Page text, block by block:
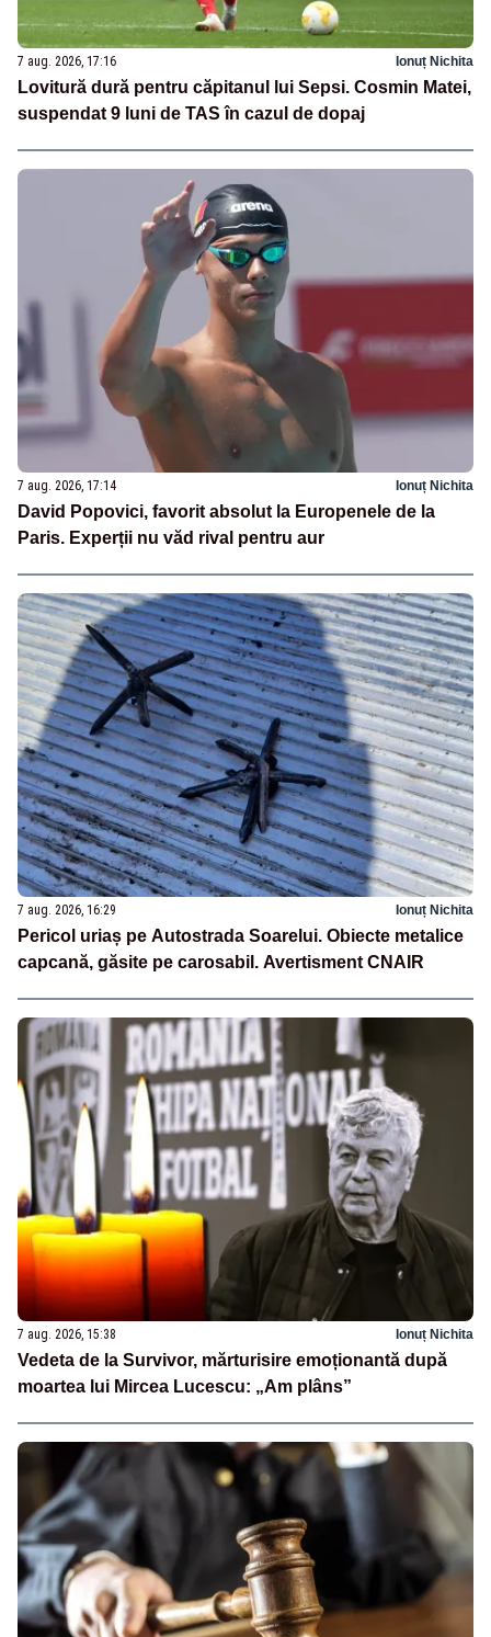
7 aug. 2026, 17:16 Ionuț Nichita
Lovitură dură pentru căpitanul lui Sepsi. Cosmin Matei,
suspendat 9 luni de TAS în cazul de dopaj
7 aug. 2026, 17:14 Ionuț Nichita
David Popovici, favorit absolut la Europenele de la
Paris. Experții nu văd rival pentru aur
7 aug. 2026, 16:29 Ionuț Nichita
Pericol uriaș pe Autostrada Soarelui. Obiecte metalice
capcană, găsite pe carosabil. Avertisment CNAIR
7 aug. 2026, 15:38 Ionuț Nichita
Vedeta de la Survivor, mărturisire emoționantă după
moartea lui Mircea Lucescu: „Am plâns”